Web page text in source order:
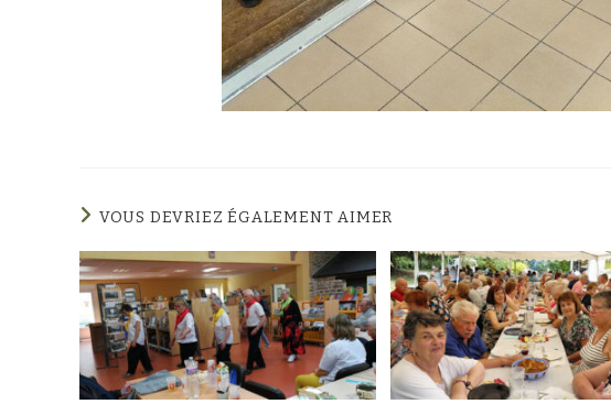
VOUS DEVRIEZ ÉGALEMENT AIMER